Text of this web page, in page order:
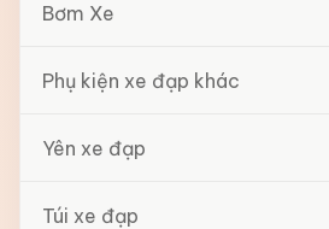
Bơm Xe
Phụ kiện xe đạp khác
Yên xe đạp
Túi xe đạp